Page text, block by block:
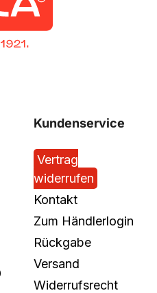
Kundenservice
Vertrag
widerrufen
Kontakt
Zum Händlerlogin
Rückgabe
Versand
Widerrufsrecht